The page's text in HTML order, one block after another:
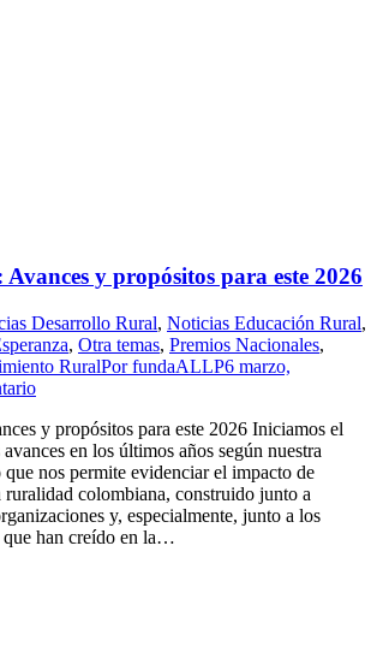
y propósitos para este 2026
Desarrollo Rural, Noticias Educación Rural,
, Otra temas, Premios Nacionales,
RuralPorfundaALLP6 marzo,
y propósitos para este 2026 Iniciamos el
en los últimos años según nuestra
nos permite evidenciar el impacto de
ruralidad colombiana, construido junto a
y, especialmente, junto a los
que han creído en la…